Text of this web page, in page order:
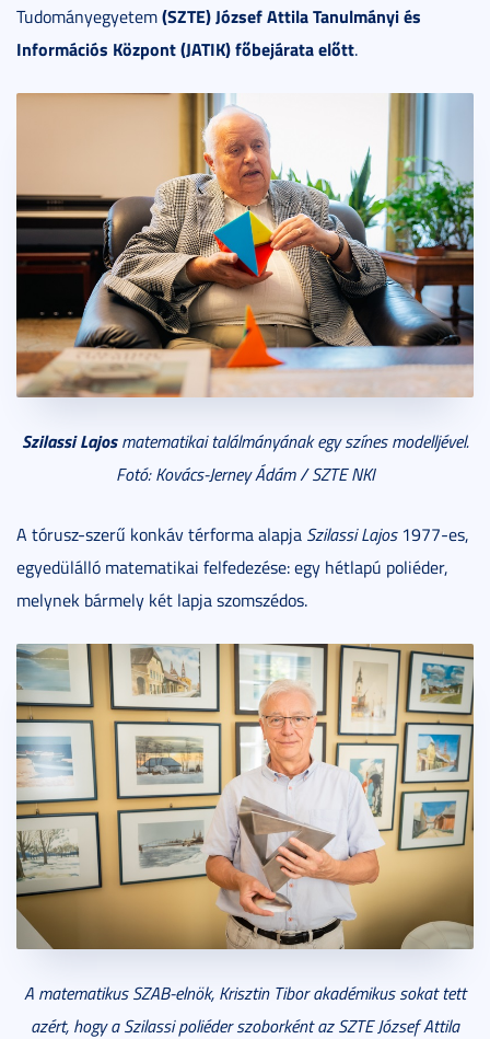
Tudományegyetem(SZTE) József Attila Tanulmányi és
Információs Központ (JATIK) főbejárata előtt.
Szilassi Lajosmatematikai találmányának egy színes modelljével.
Fotó: Kovács-Jerney Ádám / SZTE NKI
A tórusz-szerű konkáv térforma alapja Szilassi Lajos1977-es,
egyedülálló matematikai felfedezése: egy hétlapú poliéder,
melynek bármely két lapja szomszédos.
A matematikus SZAB-elnök, Krisztin Tibor akadémikus sokat tett
azért, hogy a Szilassi poliéder szoborként az SZTE József Attila